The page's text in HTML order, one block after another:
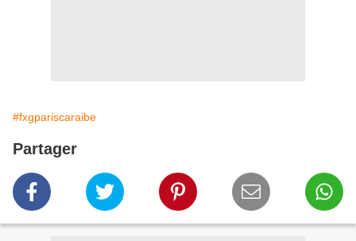
#fxgpariscaraibe
Partager